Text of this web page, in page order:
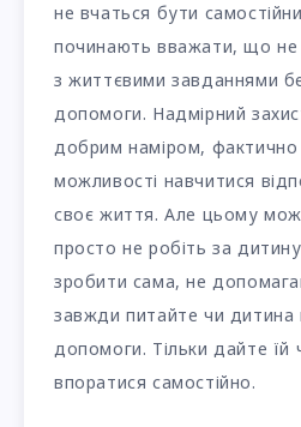
не вчаться бути
починають вважати, що
з життєвими завданнями
допомоги. Надмірний
добрим наміром,
можливості навчитися
своє життя. Але цьому
просто не робіть за
зробити сама, не
завжди питайте чи дитина
допомоги. Тільки дайте їй
впоратися самостійно.